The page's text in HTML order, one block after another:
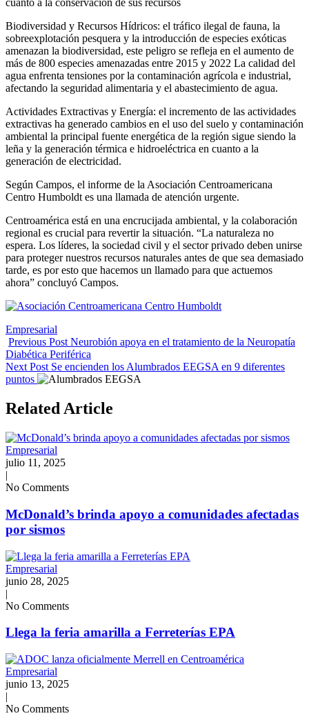
cuanto a la conservación de sus recursos
Biodiversidad y Recursos Hídricos: el tráfico ilegal de fauna, la
sobreexplotación pesquera y la introducción de especies exóticas
amenazan la biodiversidad, este peligro se refleja en el aumento de
más de 800 especies amenazadas entre 2015 y 2022 La calidad del
agua enfrenta tensiones por la contaminación agrícola e industrial,
afectando la seguridad alimentaria y el abastecimiento de agua.
Actividades Extractivas y Energía: el incremento de las actividades
extractivas ha generado cambios en el uso del suelo y contaminación
ambiental la principal fuente energética de la región sigue siendo la
leña y la generación térmica e hidroeléctrica en cuanto a la
generación de electricidad.
Según Campos, el informe de la Asociación Centroamericana
Centro Humboldt es una llamada de atención urgente.
Centroamérica está en una encrucijada ambiental, y la colaboración
regional es crucial para revertir la situación. “La naturaleza no
espera. Los líderes, la sociedad civil y el sector privado deben unirse
para proteger nuestros recursos naturales antes de que sea demasiado
tarde, es por esto que hacemos un llamado para que actuemos
ahora” concluyó Campos.
Tags:
Empresarial
Previous Post Neurobión apoya en el tratamiento de la Neuropatía
Diabética Periférica
Next Post Se encienden los Alumbrados EEGSA en 9 diferentes
puntos
Related Article
Empresarial
julio 11, 2025
|
No Comments
McDonald’s brinda apoyo a comunidades afectadas
por sismos
Empresarial
junio 28, 2025
|
No Comments
Llega la feria amarilla a Ferreterías EPA
Empresarial
junio 13, 2025
|
No Comments